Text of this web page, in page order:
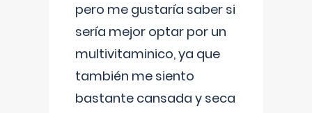
pero me gustaría saber si
sería mejor optar por un
multivitaminico, ya que
también me siento
bastante cansada y seca